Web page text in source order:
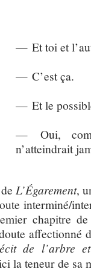
— Et toi et
— C’est ça.
— Et le
— Oui,
n’atteindrait
L’Égarement,
interminé/
chapitre
affectionné
de l’arbre
la teneur de sa